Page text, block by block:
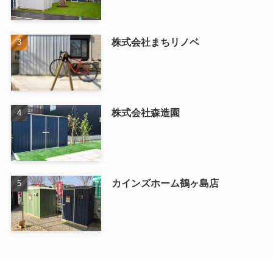
株式会社まちリノベ
株式会社森造園
カインズホーム鶴ヶ島店